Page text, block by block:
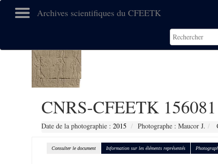
Archives scientifiques du CFEETK
CNRS-CFEETK 156081
Date de la photographie : 2015 Photographe : Maucor J.
Consulter le document Information sur les éléments représentés